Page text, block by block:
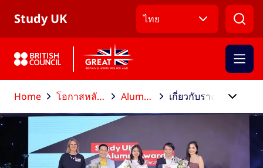
Study UK ไทย
Home โอกาสหลังจบการศึกษา Alumni Awards เกี่ยวกับรางวัล – ทำไมต้องเข้าร่วม